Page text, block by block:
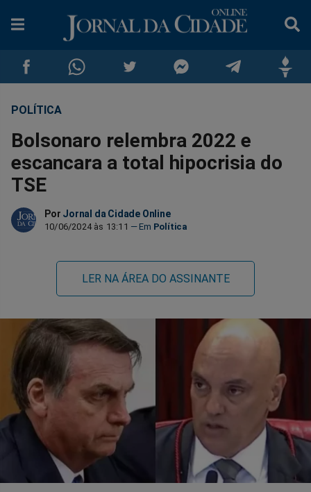
Compartilhar
no
Facebook
Compartilhar
no
no
no
no
POLÍTICA
Bolsonaro relembra 2022 e
escancara a total hipocrisia do
TSE
Por Jornal da Cidade Online
10/06/2024 às 13:11 Política
LER NA ÁREA DO ASSINANTE